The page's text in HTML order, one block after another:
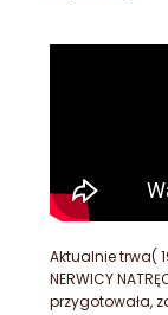
Aktualnie trwa(
NERWICY
przygotowała,